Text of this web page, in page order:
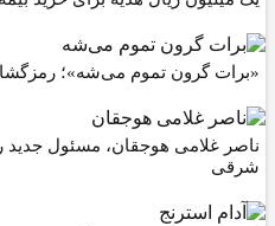
گرون تموم می‌شه»؛ رمزگشایی از
غلامی هوجقان، مسئول جدید روابط